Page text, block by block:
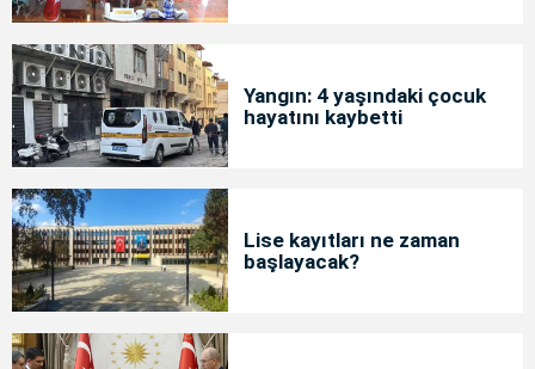
Yangın: 4 yaşındaki çocuk
hayatını kaybetti
Lise kayıtları ne zaman
başlayacak?